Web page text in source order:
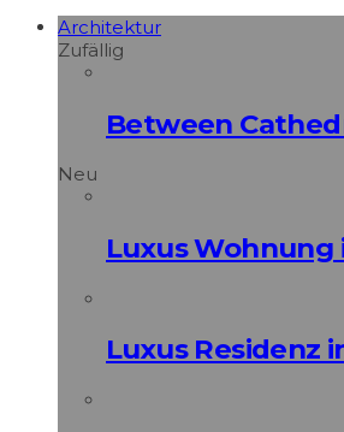
Architektur
Zufällig
Between
Neu
Luxus
Luxus Residenz